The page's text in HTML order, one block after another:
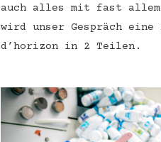
auch alles mit fast
wird unser Gespräch
d’horizon in 2 Teilen.